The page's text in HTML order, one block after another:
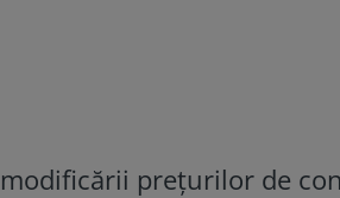
modificării preţurilor de